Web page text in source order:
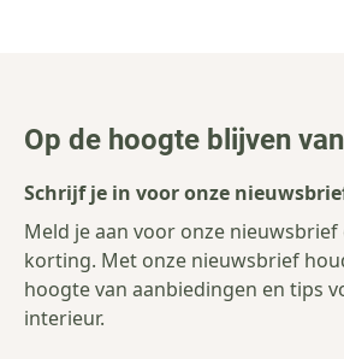
Op de hoogte blijven
Schrijf je in voor onze
Meld je aan voor onze nieuwsbrief
korting. Met onze nieuwsbrief
hoogte van aanbiedingen en tips
interieur.